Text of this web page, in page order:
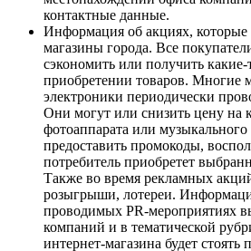
контактные данные.
Информация об акциях, которые
магазины города. Все
сэкономить или получить
приобретении товаров. Многие
электроники периодически
Они могут или снизить цену на
фотоаппарата или
предоставить промокоды,
потребитель приобретет
Также во время рекламных
розыгрыши, лотереи.
проводимых PR-мероприятиях
компаний и в тематической
интернет-магазина будет